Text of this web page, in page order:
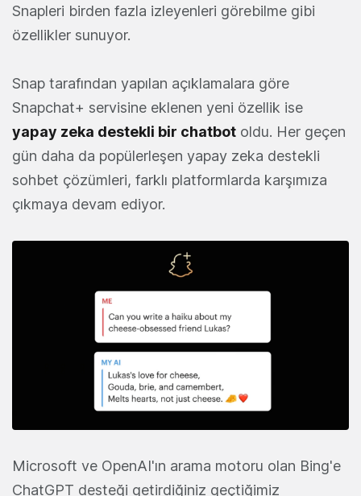
Snapleri birden fazla izleyenleri görebilme gibi
özellikler sunuyor.
Snap tarafından yapılan açıklamalara göre
Snapchat+ servisine eklenen yeni özellik ise
yapay zeka destekli bir chatbot oldu. Her geçen
gün daha da popülerleşen yapay zeka destekli
sohbet çözümleri, farklı platformlarda karşımıza
çıkmaya devam ediyor.
Microsoft ve OpenAI'ın arama motoru olan Bing'e
ChatGPT desteği getirdiğiniz geçtiğimiz